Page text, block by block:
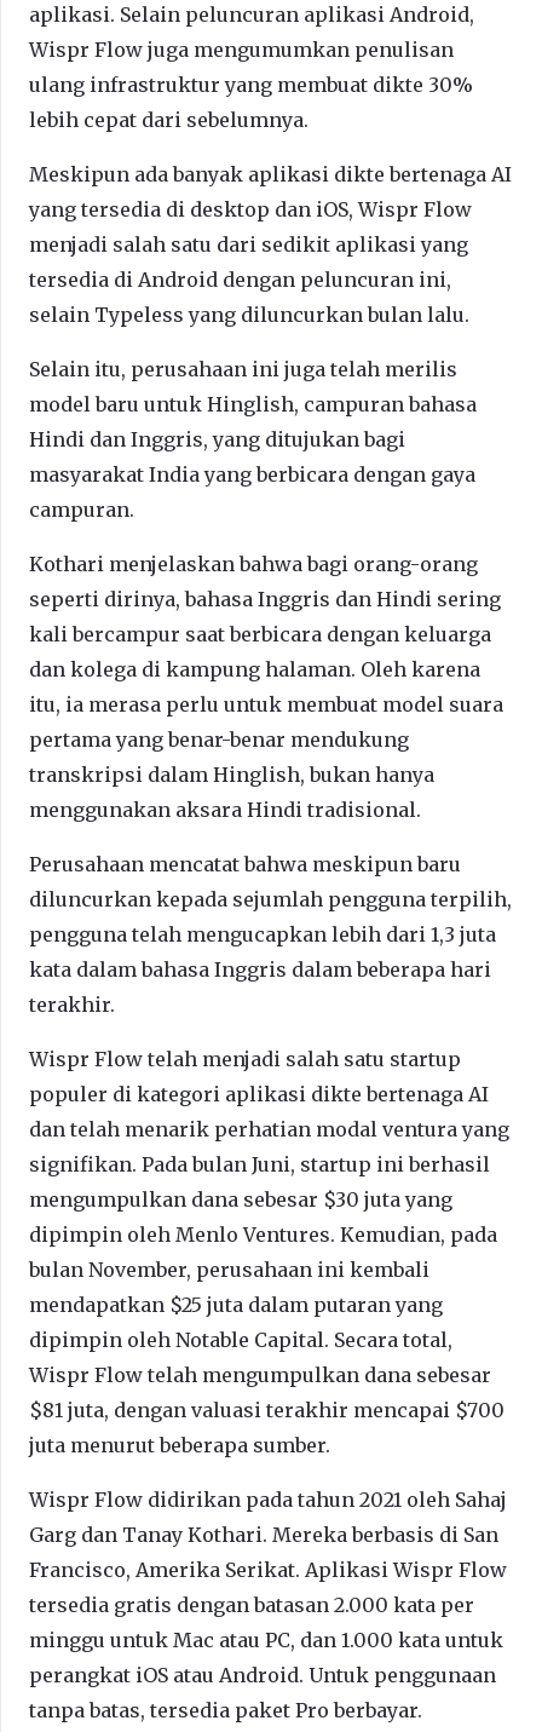
aplikasi. Selain peluncuran aplikasi Android,
Wispr Flow juga mengumumkan penulisan
ulang infrastruktur yang membuat dikte 30%
lebih cepat dari sebelumnya.
Meskipun ada banyak aplikasi dikte bertenaga AI
yang tersedia di desktop dan iOS, Wispr Flow
menjadi salah satu dari sedikit aplikasi yang
tersedia di Android dengan peluncuran ini,
selain Typeless yang diluncurkan bulan lalu.
Selain itu, perusahaan ini juga telah merilis
model baru untuk Hinglish, campuran bahasa
Hindi dan Inggris, yang ditujukan bagi
masyarakat India yang berbicara dengan gaya
campuran.
Kothari menjelaskan bahwa bagi orang-orang
seperti dirinya, bahasa Inggris dan Hindi sering
kali bercampur saat berbicara dengan keluarga
dan kolega di kampung halaman. Oleh karena
itu, ia merasa perlu untuk membuat model suara
pertama yang benar-benar mendukung
transkripsi dalam Hinglish, bukan hanya
menggunakan aksara Hindi tradisional.
Perusahaan mencatat bahwa meskipun baru
diluncurkan kepada sejumlah pengguna terpilih,
pengguna telah mengucapkan lebih dari 1,3 juta
kata dalam bahasa Inggris dalam beberapa hari
terakhir.
Wispr Flow telah menjadi salah satu startup
populer di kategori aplikasi dikte bertenaga AI
dan telah menarik perhatian modal ventura yang
signifikan. Pada bulan Juni, startup ini berhasil
mengumpulkan dana sebesar $30 juta yang
dipimpin oleh Menlo Ventures. Kemudian, pada
bulan November, perusahaan ini kembali
mendapatkan $25 juta dalam putaran yang
dipimpin oleh Notable Capital. Secara total,
Wispr Flow telah mengumpulkan dana sebesar
$81 juta, dengan valuasi terakhir mencapai $700
juta menurut beberapa sumber.
Wispr Flow didirikan pada tahun 2021 oleh Sahaj
Garg dan Tanay Kothari. Mereka berbasis di San
Francisco, Amerika Serikat. Aplikasi Wispr Flow
tersedia gratis dengan batasan 2.000 kata per
minggu untuk Mac atau PC, dan 1.000 kata untuk
perangkat iOS atau Android. Untuk penggunaan
tanpa batas, tersedia paket Pro berbayar.